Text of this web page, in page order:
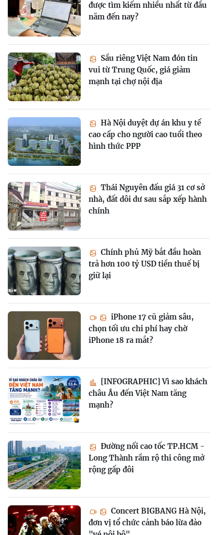
được tìm kiếm nhiều nhất từ đầu
năm đến nay?
Sầu riêng Việt Nam đón tin
vui từ Trung Quốc, giá giảm
mạnh tại chợ nội địa
Hà Nội duyệt dự án khu y tế
cao cấp cho người cao tuổi theo
hình thức PPP
Thái Nguyên đấu giá 31 cơ sở
nhà, đất dôi dư sau sắp xếp hành
chính
Chính phủ Mỹ bắt đầu hoàn
trả hơn 100 tỷ USD tiền thuế bị
giữ lại
iPhone 17 cũ giảm sâu,
chọn tối ưu chi phí hay chờ
iPhone 18 ra mắt?
[INFOGRAPHIC] Vì sao khách
châu Âu đến Việt Nam tăng
mạnh?
Đường nối cao tốc TP.HCM -
Long Thành rầm rộ thi công mở
rộng gấp đôi
Concert BIGBANG Hà Nội,
đơn vị tổ chức cảnh báo lừa đảo